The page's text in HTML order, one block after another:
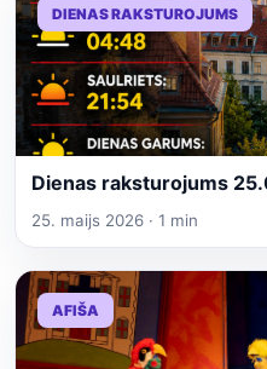
DIENAS RAKSTUROJUMS
Dienas raksturojums
25. maijs 2026 · 1 min
AFIŠA